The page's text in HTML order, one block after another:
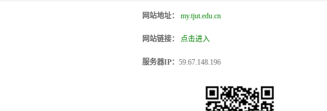
网站地址： my.tjut.edu.cn
网站链接： 点击进入
服务器IP： 59.67.148.196